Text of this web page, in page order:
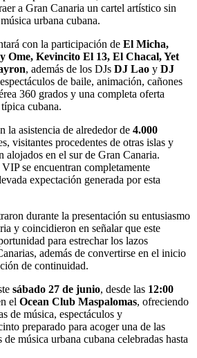
a Gran Canaria un cartel artístico sin
urbana cubana.
con la participación de El Micha,
Ome, Kevincito El 13, El Chacal, Yet
, además de los DJs DJ Lao y DJ
de baile, animación, cañones
360 grados y una completa oferta
cubana.
la asistencia de alrededor de 4.000
visitantes procedentes de otras islas y
alojados en el sur de Gran Canaria.
se encuentran completamente
expectación generada por esta
durante la presentación su entusiasmo
y coincidieron en señalar que este
para estrechar los lazos
además de convertirse en el inicio
de continuidad.
sábado 27 de junio, desde las 12:00
el Ocean Club Maspalomas, ofreciendo
de música, espectáculos y
preparado para acoger una de las
música urbana cubana celebradas hasta